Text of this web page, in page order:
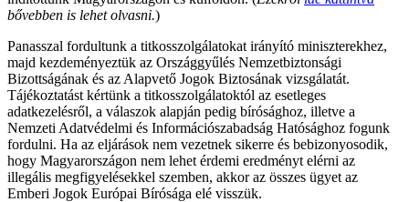
bővebben is lehet olvasni.)
Panasszal fordultunk a titkosszolgálatokat irányító miniszterekhez,
majd kezdeményeztük az Országgyűlés Nemzetbiztonsági
Bizottságának és az Alapvető Jogok Biztosának vizsgálatát.
Tájékoztatást kértünk a titkosszolgálatoktól az esetleges
adatkezelésről, a válaszok alapján pedig bírósághoz, illetve a
Nemzeti Adatvédelmi és Információszabadság Hatósághoz fogunk
fordulni. Ha az eljárások nem vezetnek sikerre és bebizonyosodik,
hogy Magyarországon nem lehet érdemi eredményt elérni az
illegális megfigyelésekkel szemben, akkor az összes ügyet az
Emberi Jogok Európai Bírósága elé visszük.